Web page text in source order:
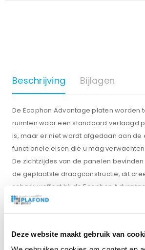
Deze website maakt gebruik van
Beschrijving Bijlagen
De Ecophon Advantage platen worden
ruimten waar een standaard verlaagd
is, maar er niet wordt afgedaan aan de
functionele eisen die u mag
De zichtzijdes van de panelen
de geplaatste draagconstructie, dit
schaduweffect bij de Ecophon
De panelen zijn gemakkelijk te
achterzijde pijlen, u dient de panelen te